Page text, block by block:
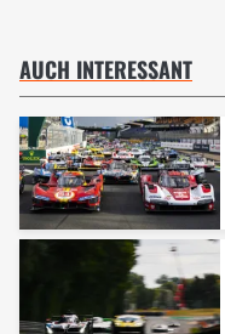
AUCH INTERESSANT